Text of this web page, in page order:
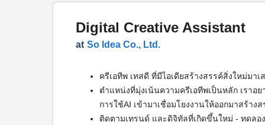
Digital Creative Assistant
at So Idea Co., Ltd.
ครีเอทีพ เทสดี ที่มีไอเดียสร้างสรรค์สิ่งใหม่มา
ตำแหน่งที่มุ่งเน้นความครีเอทีพเป็นหลัก เราอ
การใช้AI เข้ามาเชื่อมโยงงานให้ออกมาสร้าง
ติดตามเทรนด์ และดิจิทัลที่เกิดขึ้นใหม่ - ทดลอ